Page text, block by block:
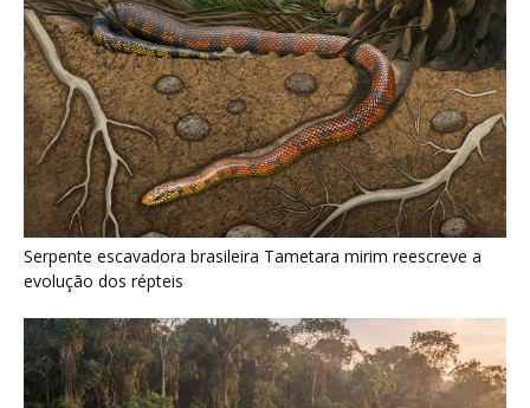
Como a majestosa onça pintada protege as margens dos rios
e sustenta o equilíbrio ecológico na floresta amazônica
Últimas noticias